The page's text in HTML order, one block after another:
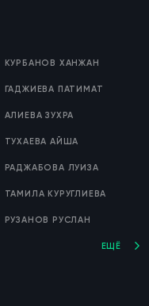
КУРБАНОВ ХАНЖАН
ГАДЖИЕВА ПАТИМАТ
АЛИЕВА ЗУХРА
ТУХАЕВА АЙША
РАДЖАБОВА ЛУИЗА
ТАМИЛА КУРУГЛИЕВА
РУЗАНОВ РУСЛАН
ЕЩЁ